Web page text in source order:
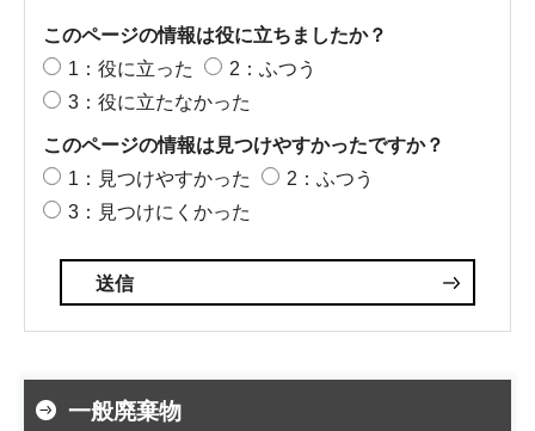
このページの情報は役に立ちましたか？
1：役に立った
2：ふつう
3：役に立たなかった
このページの情報は見つけやすかったですか？
1：見つけやすかった
2：ふつう
3：見つけにくかった
一般廃棄物